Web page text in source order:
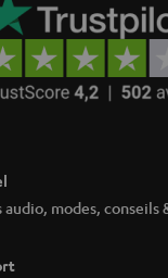
modes, conseils